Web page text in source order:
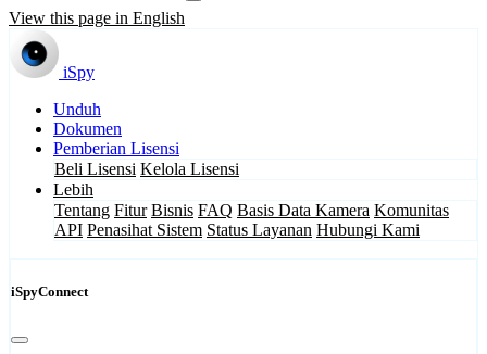
View this page in English
iSpy
Unduh
Dokumen
Pemberian Lisensi
Beli Lisensi Kelola Lisensi
Lebih
Tentang Fitur Bisnis FAQ Basis Data Kamera Komunitas
API Penasihat Sistem Status Layanan Hubungi Kami
iSpyConnect